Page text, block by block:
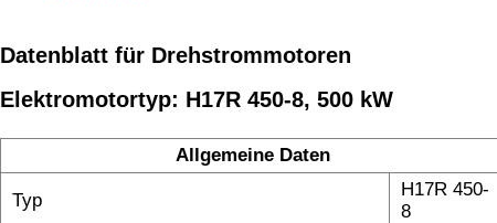
Datenblatt für Drehstrommotoren
Elektromotortyp: H17R 450-8, 500 kW
Allgemeine Daten
Typ
H17R 450-
8